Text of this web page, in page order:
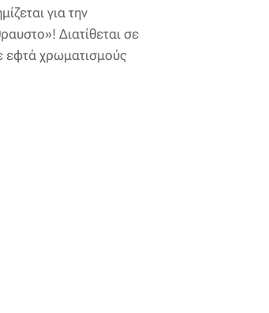
για την
Διατίθεται σε
εφτά χρωματισμούς